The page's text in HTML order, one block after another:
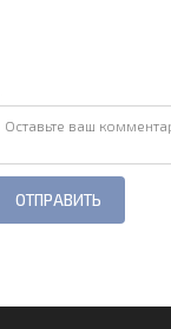
ОТПРАВИТЬ